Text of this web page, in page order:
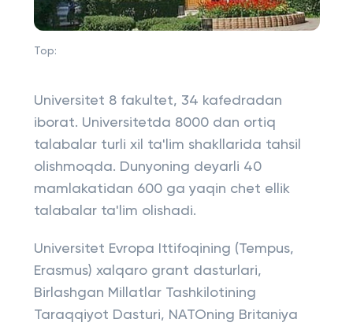
Top:
Universitet 8 fakultet, 34 kafedradan
iborat. Universitetda 8000 dan ortiq
talabalar turli xil ta'lim shakllarida tahsil
olishmoqda. Dunyoning deyarli 40
mamlakatidan 600 ga yaqin chet ellik
talabalar ta'lim olishadi.
Universitet Evropa Ittifoqining (Tempus,
Erasmus) xalqaro grant dasturlari,
Birlashgan Millatlar Tashkilotining
Taraqqiyot Dasturi, NATOning Britaniya